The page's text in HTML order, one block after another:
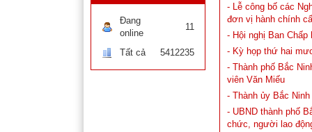
- Lễ công bố các
đơn vị hành chính
- Hội nghị Ban Chấp
- Kỳ họp thứ hai
- Thành phố Bắc
viên Văn Miếu
- Thành ủy Bắc
- UBND thành phố
chức, người lao
Đang
online
11
Tất cả 5412235